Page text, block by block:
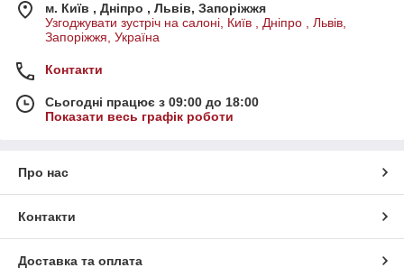
м. Київ , Дніпро , Львів, Запоріжжя
Узгоджувати зустріч на салоні, Київ , Дніпро , Львів,
Запоріжжя, Україна
Контакти
Сьогодні працює з 09:00 до 18:00
Показати весь графік роботи
Про нас
Контакти
Доставка та оплата